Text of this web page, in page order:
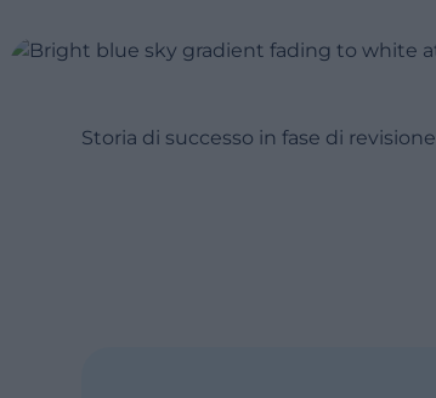
Storia di successo in fase di revisione